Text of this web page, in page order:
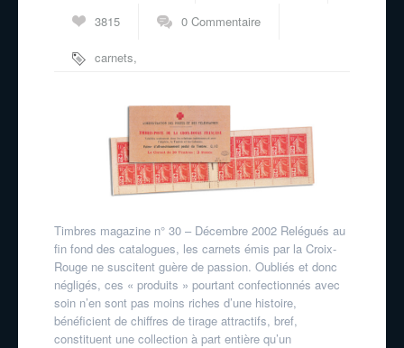
3815 0 Commentaire
carnets,
Timbres magazine n° 30 – Décembre 2002 Relégués au
fin fond des catalogues, les carnets émis par la Croix-
Rouge ne suscitent guère de passion. Oubliés et donc
négligés, ces « produits » pourtant confectionnés avec
soin n’en sont pas moins riches d’une histoire,
bénéficient de chiffres de tirage attractifs, bref,
constituent une collection à part entière qu’un